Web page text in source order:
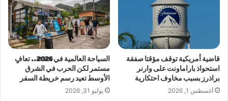
قاضية أمريكية توقف مؤقتا صفقة
استحواذ باراماونت على وارنر
براذرز بسبب مخاوف احتكارية
أغسطس 1, 2026
السياحة العالمية في 2026.. تعافٍ
مستمر لكن الحرب في الشرق
الأوسط تعيد رسم خريطة السفر
يوليو 31, 2026